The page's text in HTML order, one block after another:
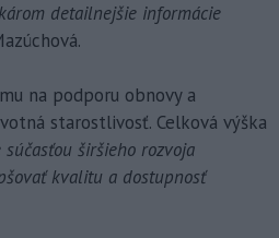
detailnejšie informácie
na podporu obnovy a
starostlivosť. Celková výška
širšieho rozvoja
kvalitu a dostupnosť